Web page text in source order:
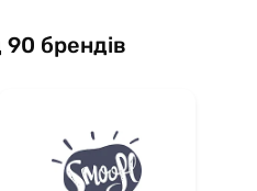
брендів